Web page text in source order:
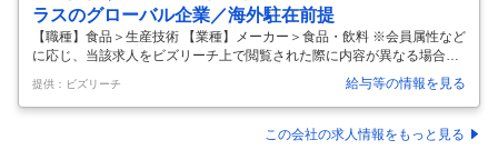
ラスのグローバル企業／海外駐在前提
【職種】食品＞生産技術 【業種】メーカー＞食品・飲料 ※会員属性など
に応じ、当該求人をビズリーチ上で閲覧された際に内容が異なる場合が
あります 【募集背景】 病気を未然に防ぐという予防医学の考えのもと、
世界の人々の健康な生活づくりに貢献することがヤクルトの原点です。
プロバイオティクスのパイオニアとして、国際事業の更なる飛躍を目指
すための増員採用です。 【業務内容】 「ヤクルト」「ジョア」等、40
提供：ビズリーチ 給与等の情報を見る
この会社の求人情報をもっと見る